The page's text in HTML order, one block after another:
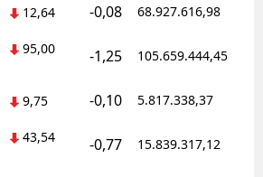
Sinop
12,64 -0,08 68.927.616,98
95,00 -1,25 105.659.444,45
9,75 -0,10 5.817.338,37
43,54 -0,77 15.839.317,12